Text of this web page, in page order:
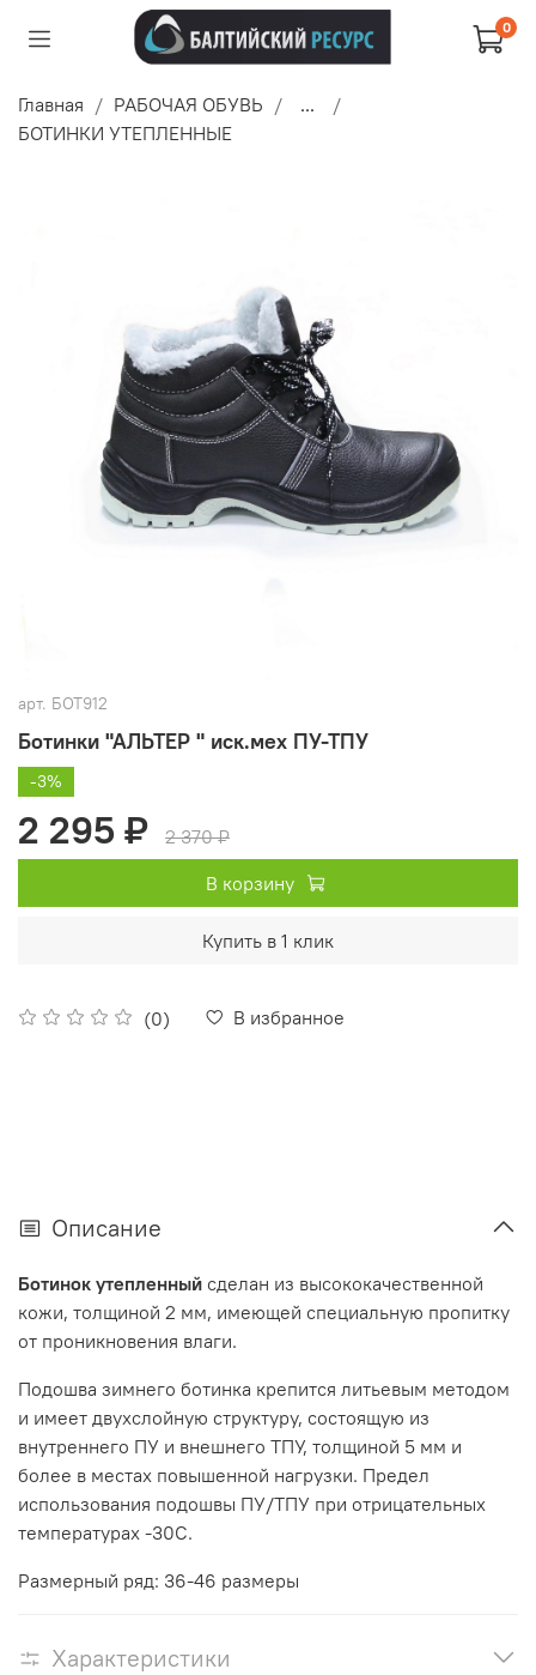
0
Главная РАБОЧАЯ ОБУВЬ
...
БОТИНКИ УТЕПЛЕННЫЕ
арт. БОТ912
Ботинки "АЛЬТЕР " иск.мех ПУ-ТПУ
(0) В избранное
-3%
2 295 ₽
2 370 ₽
В корзину
Купить в 1 клик
Описание
Ботинок утепленный сделан из высококачественной
кожи, толщиной 2 мм, имеющей специальную пропитку
от проникновения влаги.
Подошва зимнего ботинка крепится литьевым методом
и имеет двухслойную структуру, состоящую из
внутреннего ПУ и внешнего ТПУ, толщиной 5 мм и
более в местах повышенной нагрузки. Предел
использования подошвы ПУ/ТПУ при отрицательных
температурах -30С.
Размерный ряд: 36-46 размеры
Характеристики